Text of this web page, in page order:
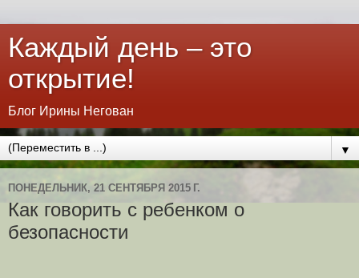
Каждый день – это
открытие!
Блог Ирины Негован
▼
ПОНЕДЕЛЬНИК, 21 СЕНТЯБРЯ 2015 Г.
Как говорить с ребенком о
безопасности